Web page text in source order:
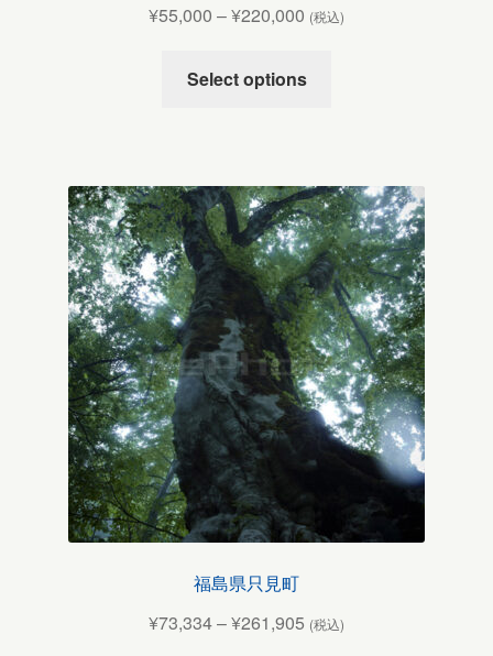
¥55,000 –¥220,000 (税込)
Select options
福島県只見町
¥73,334–¥261,905 (税込)